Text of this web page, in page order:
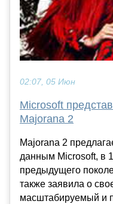
02:07, 05 Июн
Microsoft
Majorana 2
Majorana 2
данным Microsoft, в
предыдущего
также заявила о
масштабируемый и